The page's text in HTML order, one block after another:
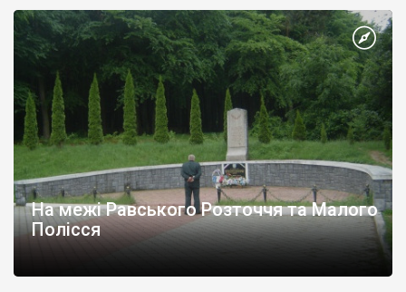
На межі Равського Розточчя та Малого
Полісся